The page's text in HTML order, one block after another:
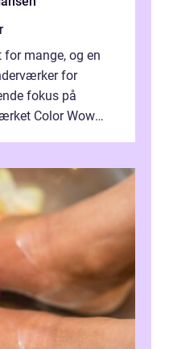
mange, og en
for
fokus på
Color Wow